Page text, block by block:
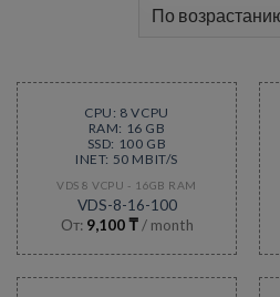
CPU: 8 VCPU
RAM: 16 GB
SSD: 100 GB
INET: 50 MBIT/S
VDS 8 VCPU - 16GB RAM
VDS-8-16-100
От: 9,100₸ / month